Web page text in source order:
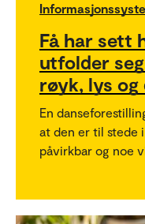
Få har sett
utfolder
røyk, lys og
En
at den er til stede
påvirkbar og noe